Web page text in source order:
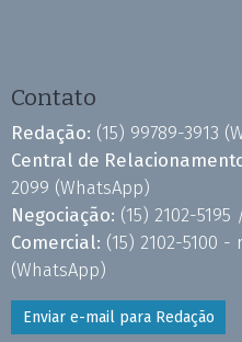
Contato
Redação: (15) 99789-3913
Central de
2099 (WhatsApp)
Negociação: (15) 2102-5195
Comercial: (15) 2102-5100
(WhatsApp)
Enviar e-mail para Redação